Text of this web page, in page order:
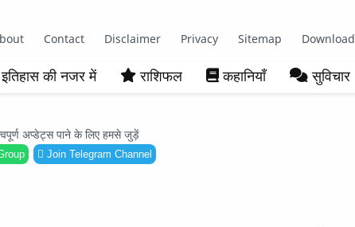
Contact Disclaimer Privacy Sitemap Download
इतिहास की नजर में राशिफल कहानियाँ सुविचार
अप्डेट्स पाने के लिए हमसे जुड़ें
Join Telegram Channel